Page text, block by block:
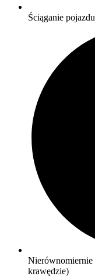
Ściąganie
Nierównomiernie
krawędzie)